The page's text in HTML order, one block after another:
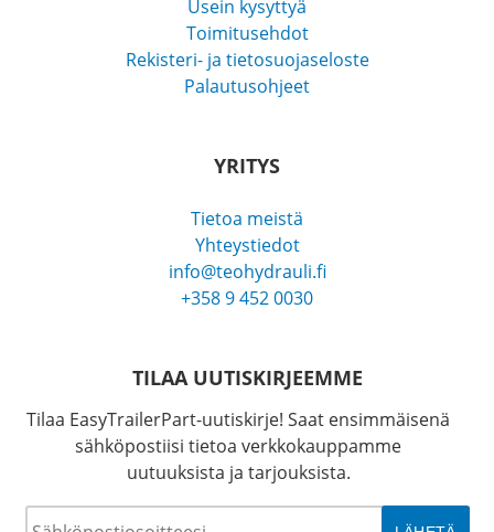
Usein kysyttyä
Toimitusehdot
Rekisteri- ja tietosuojaseloste
Palautusohjeet
YRITYS
Tietoa meistä
Yhteystiedot
info@teohydrauli.fi
+358 9 452 0030
TILAA UUTISKIRJEEMME
Tilaa EasyTrailerPart-uutiskirje! Saat ensimmäisenä
sähköpostiisi tietoa verkkokauppamme
uutuuksista ja tarjouksista.